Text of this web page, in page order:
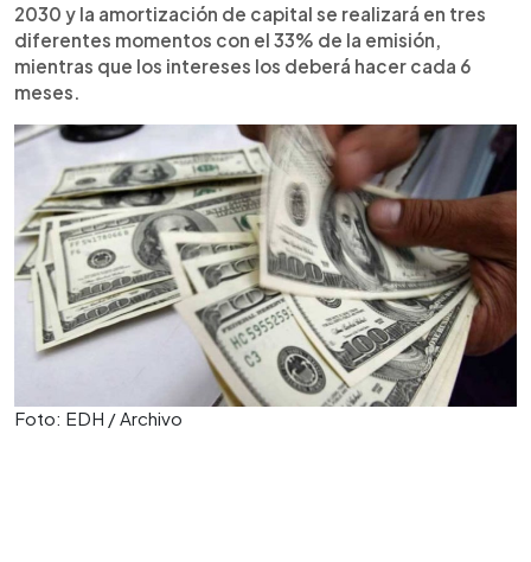
2030 y la amortización de capital se realizará en tres
diferentes momentos con el 33% de la emisión,
mientras que los intereses los deberá hacer cada 6
meses.
Foto: EDH / Archivo